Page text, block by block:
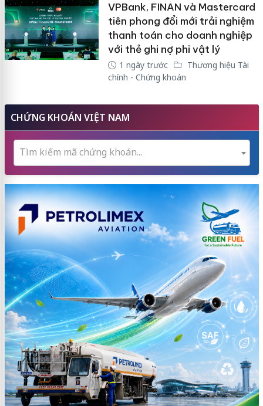
VPBank, FINAN và Mastercard
tiên phong đổi mới trải nghiệm
thanh toán cho doanh nghiệp
với thẻ ghi nợ phi vật lý
1 ngày trước
Thương hiệu Tài
chính - Chứng khoán
CHỨNG KHOÁN VIỆT NAM
Tìm kiếm mã chứng khoán...